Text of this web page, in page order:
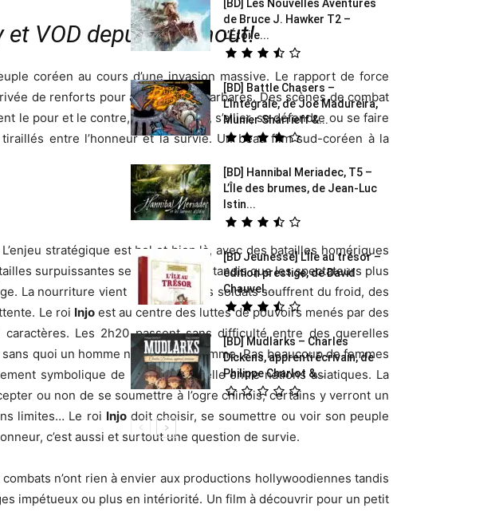
et VOD depuis le 8 aout!
coréen au cours d’une invasion massive. Le rapport de force
de renforts pour affronter les barbares. Des scènes de combat
le pour et le contre, se soumettre, s’allier, se défendre ou se faire
entre l’honneur et la survie. Un beau film sud-coréen à la
stratégique est bel et bien là, avec des batailles homériques
surpuissantes seront comblés, tandis que les spectateurs plus
La nourriture vient à manquer, les soldats souffrent du froid, des
Le roi Injoest au centre des luttes de pouvoirs menés par des
Les 2h20 passent sans difficulté entre des querelles
quoi un homme n’est pas un homme. Pas beaucoup de femmes
symbolique de la lutte éternelle entre nations asiatiques. La
ou non de se soumettre à l’ogre chinois, certains y verront un
limites… Le roi Injodoit choisir, se soumettre ou voir son peuple
c’est aussi et surtout une question de survie.
n’ont rien à envier aux productions hollywoodiennes tandis
impétueux ou plus en intériorité. Un film à découvrir pour un petit
[BD] Les Nouvelles Aventures
de Bruce J. Hawker T2 –
L’Étoile...
[BD] Battle Chasers –
L’Intégrale, de Joe Madureira,
Munier Sharrieff &...
[BD] Hannibal Meriadec, T5 –
L’Île des brumes, de Jean-Luc
Istin...
[BD Jeunesse] L’Île au trésor –
édition prestige, de David
Chauvel...
[BD] Mudlarks – Charles
Dickens, apprenti écrivain, de
Philippe Charlot &...